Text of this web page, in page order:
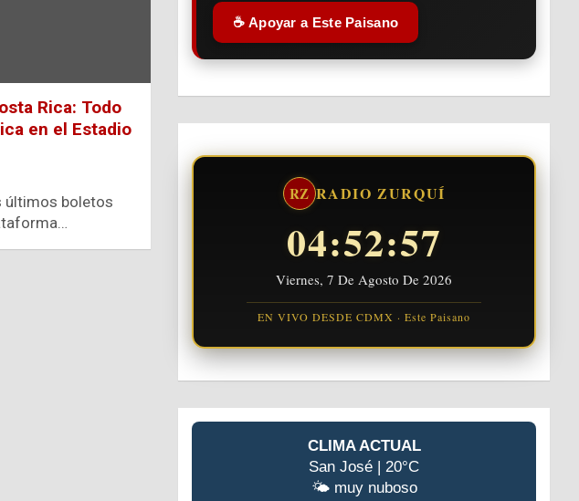
Rica: Todo
en el Estadio
últimos boletos
☕ Apoyar a Este Paisano
RZ RADIO ZURQUÍ
04:52:58
Viernes, 7 De Agosto De 2026
EN VIVO DESDE CDMX · Este Paisano
CLIMA ACTUAL
San José | 20°C
🌤️ muy nuboso